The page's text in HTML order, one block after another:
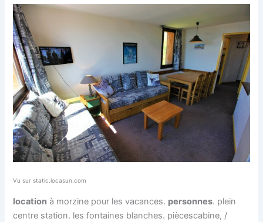
Vu sur static.locasun.com
location à morzine pour les vacances. personnes. plein
centre station. les fontaines blanches. piècescabine, /